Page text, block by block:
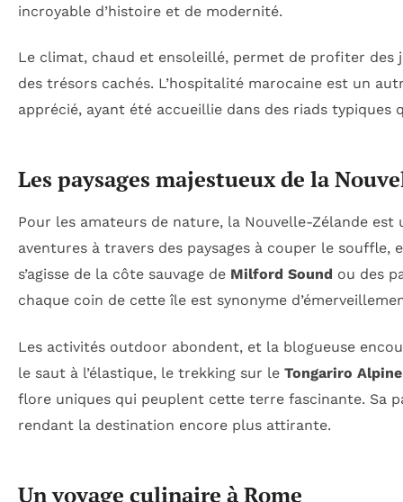
incroyable d’histoire et de modernité.
Le climat, chaud et ensoleillé, permet de profiter
des trésors cachés. L’hospitalité marocaine est un
apprécié, ayant été accueillie dans des riads
Les paysages majestueux de la
Pour les amateurs de nature, la Nouvelle-Zélande
aventures à travers des paysages à couper le souffle,
s’agisse de la côte sauvage de Milford Sound ou des
chaque coin de cette île est synonyme
Les activités outdoor abondent, et la blogueuse
le saut à l’élastique, le trekking sur le Tongariro
flore uniques qui peuplent cette terre fascinante. Sa
rendant la destination encore plus attirante.
Un voyage culinaire à Rome